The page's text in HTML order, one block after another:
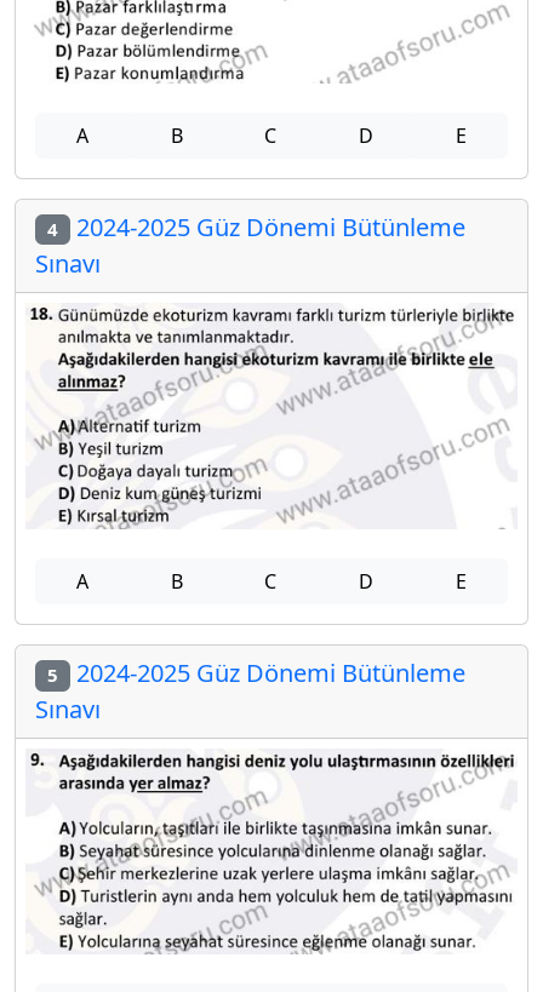
A B C D E
4 2024-2025 Güz Dönemi Bütünleme
Sınavı
A B C D E
5 2024-2025 Güz Dönemi Bütünleme
Sınavı